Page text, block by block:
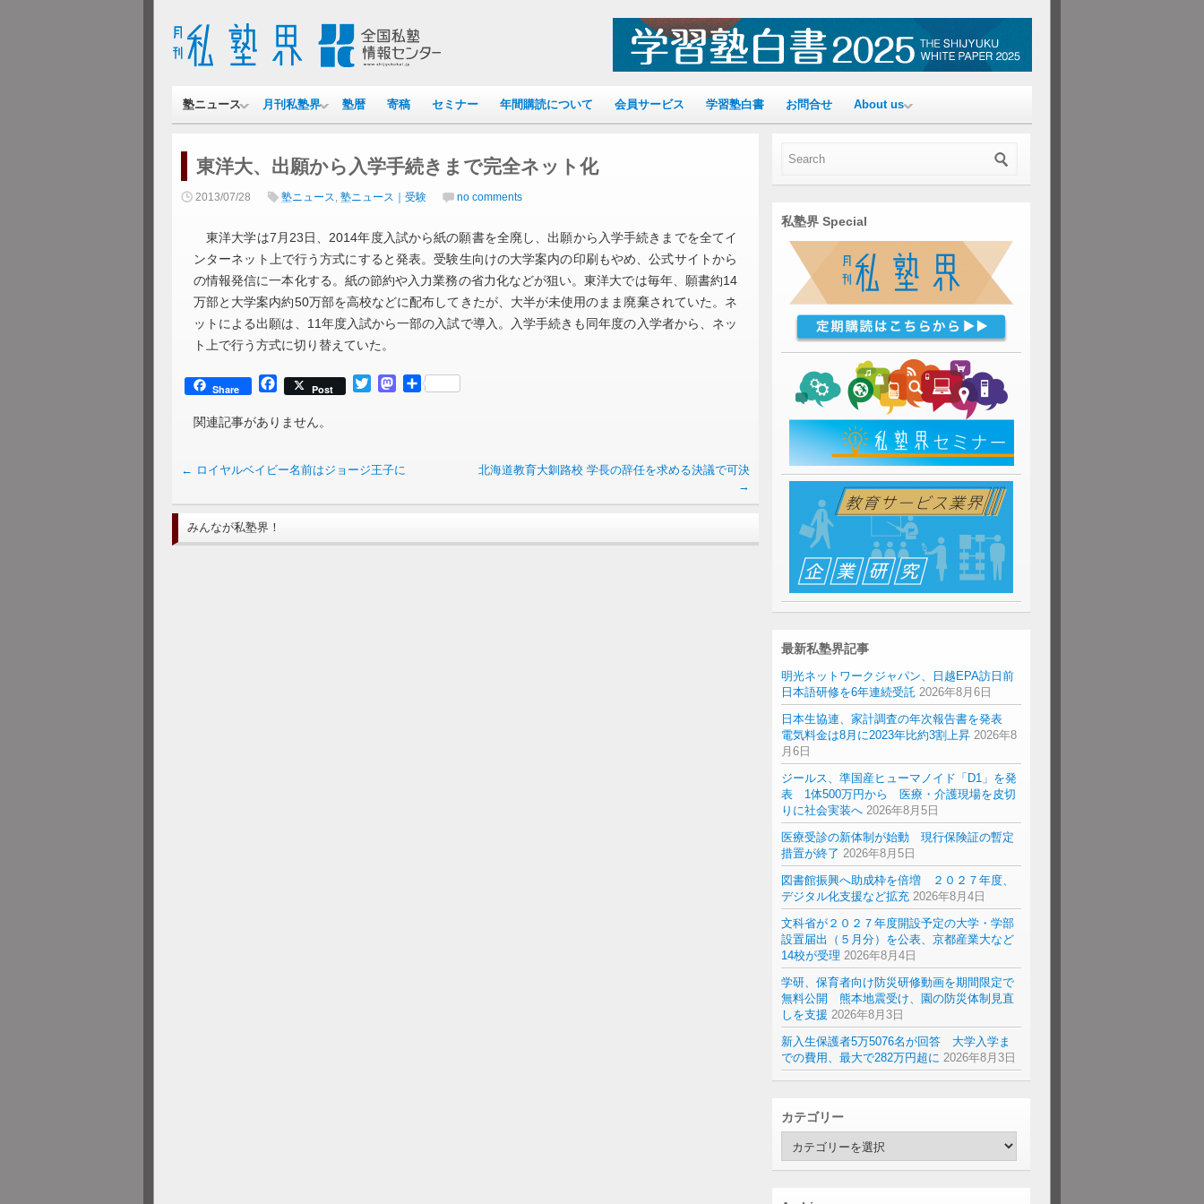
塾ニュース 月刊私塾界 塾暦 寄稿 セミナー 年間購読について 会員サービス 学習塾白書 お問合せ About us
東洋大、出願から入学手続きまで完全ネット化
2013/07/28 塾ニュース, 塾ニュース｜受験 no comments
東洋大学は7月23日、2014年度入試から紙の願書を全廃し、出願から入学手続きまでを全てイ
ンターネット上で行う方式にすると発表。受験生向けの大学案内の印刷もやめ、公式サイトから
の情報発信に一本化する。紙の節約や入力業務の省力化などが狙い。東洋大では毎年、願書約14
万部と大学案内約50万部を高校などに配布してきたが、大半が未使用のまま廃棄されていた。ネ
ットによる出願は、11年度入試から一部の入試で導入。入学手続きも同年度の入学者から、ネッ
ト上で行う方式に切り替えていた。
Share Facebook
Post TwitterMastodon
共
関連記事がありません。
← ロイヤルベイビー名前はジョージ王子に
北海道教育大釧路校 学長の辞任を求める決議で可決
→
みんなが私塾界！
私塾界 Special
最新私塾界記事
明光ネットワークジャパン、日越EPA訪日前
日本語研修を6年連続受託 2026年8月6日
日本生協連、家計調査の年次報告書を発表
電気料金は8月に2023年比約3割上昇 2026年8
月6日
ジールス、準国産ヒューマノイド「D1」を発
表 1体500万円から 医療・介護現場を皮切
りに社会実装へ 2026年8月5日
医療受診の新体制が始動 現行保険証の暫定
措置が終了 2026年8月5日
図書館振興へ助成枠を倍増 ２０２７年度、
デジタル化支援など拡充 2026年8月4日
文科省が２０２７年度開設予定の大学・学部
設置届出（５月分）を公表、京都産業大など
14校が受理 2026年8月4日
学研、保育者向け防災研修動画を期間限定で
無料公開 熊本地震受け、園の防災体制見直
しを支援 2026年8月3日
新入生保護者5万5076名が回答 大学入学ま
での費用、最大で282万円超に 2026年8月3日
カテゴリー
ゴ